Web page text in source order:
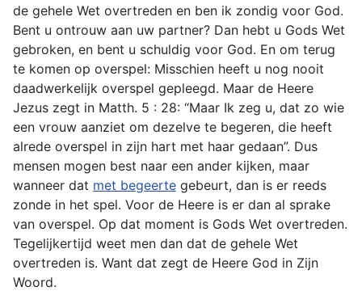
de gehele Wet overtreden en ben ik zondig voor God.
Bent u ontrouw aan uw partner? Dan hebt u Gods Wet
gebroken, en bent u schuldig voor God. En om terug
te komen op overspel: Misschien heeft u nog nooit
daadwerkelijk overspel gepleegd. Maar de Heere
Jezus zegt in Matth. 5 : 28: “Maar Ik zeg u, dat zo wie
een vrouw aanziet om dezelve te begeren, die heeft
alrede overspel in zijn hart met haar gedaan”. Dus
mensen mogen best naar een ander kijken, maar
wanneer dat met begeerte gebeurt, dan is er reeds
zonde in het spel. Voor de Heere is er dan al sprake
van overspel. Op dat moment is Gods Wet overtreden.
Tegelijkertijd weet men dan dat de gehele Wet
overtreden is. Want dat zegt de Heere God in Zijn
Woord.